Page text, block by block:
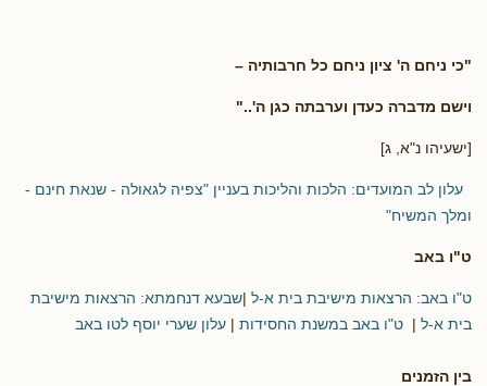
"כי ניחם ה' ציון ניחם כל חרבותיה –
וישם מדברה כעדן וערבתה כגן ה'.."
[ישעיהו נ"א, ג]
עלון לב המועדים: הלכות והליכות בעניין "צפיה לגאולה - שנאת חינם -
ומלך המשיח"
ט"ו באב
ט"ו באב: הרצאות מישיבת בית א-ל |שבעא דנחמתא: הרצאות מישיבת
בית א-ל | ט"ו באב במשנת החסידות | עלון שערי יוסף לטו באב
בין הזמנים